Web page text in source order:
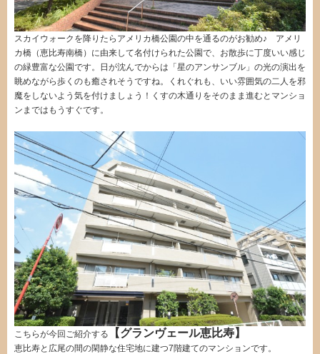
スカイウォークを降りたらアメリカ橋公園の中を通るのがお勧め♪ アメリ
カ橋（恵比寿南橋）に由来して名付けられた公園で、お散歩に丁度いい感じ
の緑豊富な公園です。日が沈んでからは「星のアンサンブル」の光の演出を
眺めながら歩くのも癒されそうですね。くれぐれも、いい雰囲気の二人を邪
魔をしないよう気を付けましょう！くすの木通りをそのまま進むとマンショ
ンまではもうすぐです。
こちらが今回ご紹介する 【グランヴェール恵比寿】
恵比寿と広尾の間の閑静な住宅地に建つ7階建てのマンションです。